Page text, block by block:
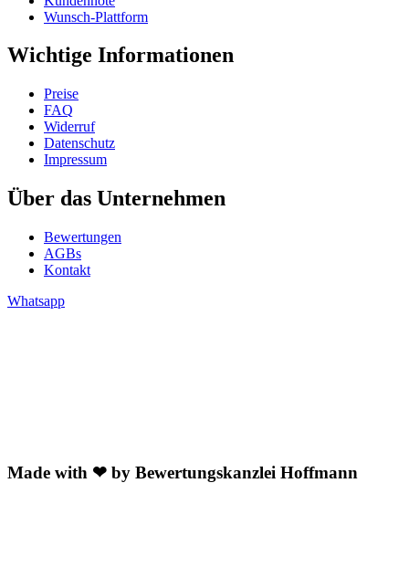
Wunsch-Plattform
Wichtige Informationen
Preise
FAQ
Widerruf
Datenschutz
Impressum
Über das Unternehmen
Bewertungen
AGBs
Kontakt
Whatsapp
Made with ❤ by Bewertungskanzlei Hoffmann